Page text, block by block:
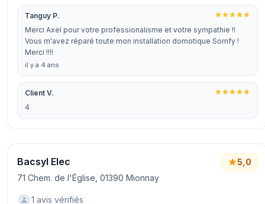
Tanguy P.
Merci Axel pour votre professionalisme et votre sympathie !!
Vous m'avez réparé toute mon installation domotique Somfy !
Merci !!!!
il y a 4 ans
Client V.
4
Bacsyl Elec
71 Chem. de l'Église, 01390 Mionnay
5,0
1 avis vérifiés